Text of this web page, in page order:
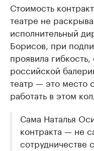
Стоимость
театре не
исполнительный
Борисов, при
проявила
российской
театр — это место
работать в этом
Сама Наталья
контракта — не
сотрудничестве